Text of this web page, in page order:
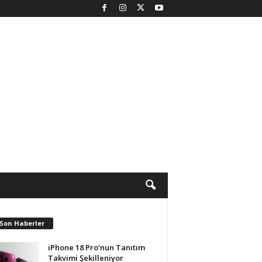
Haberler
iPhone 18 Pro’nun Tanıtım
Takvimi Şekilleniyor